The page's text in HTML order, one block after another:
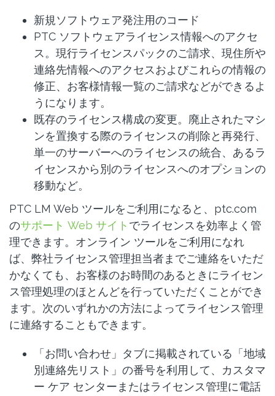
新規ソフトウェア発注用のコード
PTC ソフトウェアライセンス情報へのアクセ
ス。現行ライセンスパックのご請求、現住所や
連絡先情報へのアクセスおよびこれらの情報の
修正、お客様情報一覧のご請求などができるよ
うになります。
既存のライセンス構成の変更。廃止されたマシ
ンを置換する際のライセンスの削除と再発行、
単一のサーバーへのライセンスの統合、あるラ
イセンスから別のライセンスへのオプションの
移動など。
PTC LM Web ツールをご利用になると、ptc.com
のサポート Web サイト でライセンスを効率よく管
理できます。オンライン ツールをご利用になれ
ば、弊社ライセンス管理担当者までご連絡をいただ
かなくても、お客様のお時間のあるときにライセン
ス管理処理のほとんどを行っていただくことができ
ます。次のいずれかの方法によってライセンス管理
に連絡することもできます。
「お問い合わせ」タブに掲載されている「地域
別連絡先リスト」の番号を利用して、カスタマ
ー ケア センターまたはライセンス管理に電話